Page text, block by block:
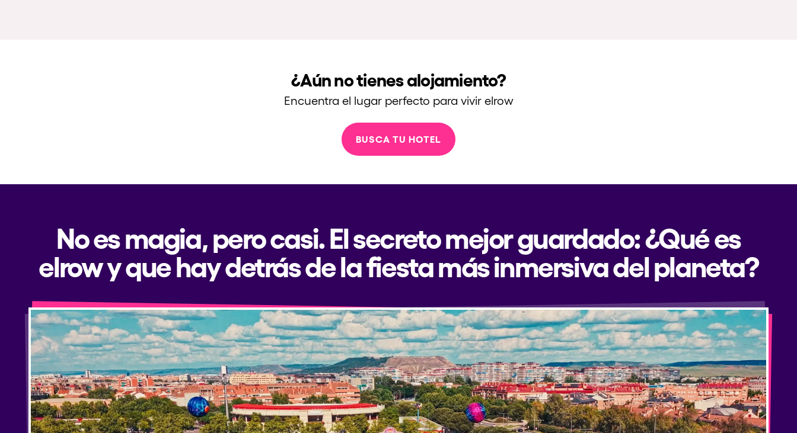
¿Aún no tienes alojamiento?
Encuentra el lugar perfecto para vivir elrow
BUSCA TU HOTEL
No es magia, pero casi. El secreto mejor guardado: ¿Qué es
elrow y que hay detrás de la fiesta más inmersiva del planeta?